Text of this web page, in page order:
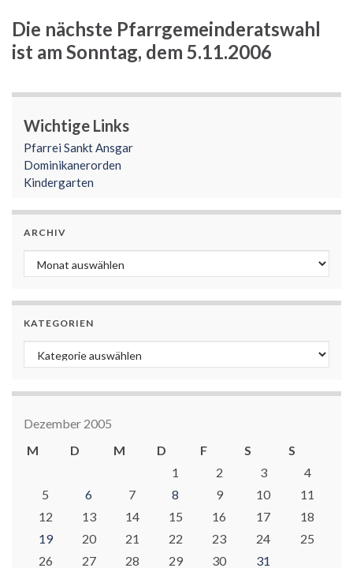
Die nächste Pfarrgemeinderatswahl
ist am Sonntag, dem 5.11.2006
Wichtige Links
Pfarrei Sankt Ansgar
Dominikanerorden
Kindergarten
ARCHIV
Archiv
KATEGORIEN
Kategorien
Dezember 2005
M
D M D F S
S
1
2 3
4
5
6 7 8 9 10
11
12
13 14 15 16 17
18
19
20 21 22 23 24
25
26
27 28 29 30 31